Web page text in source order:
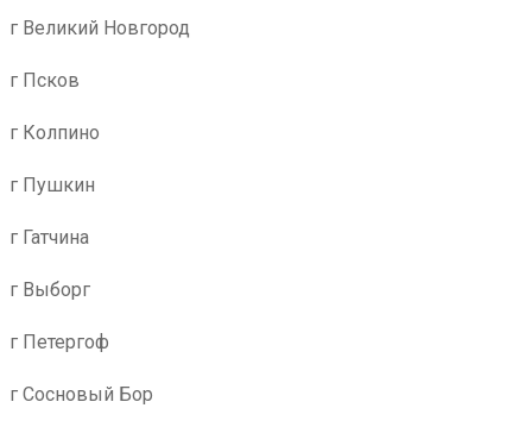
г Великий Новгород
г Псков
г Колпино
г Пушкин
г Гатчина
г Выборг
г Петергоф
г Сосновый Бор